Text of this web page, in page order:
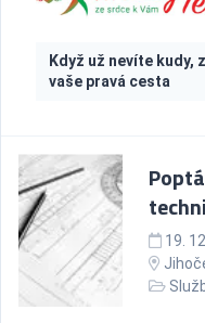
Když už nevíte kudy,
vaše pravá cesta
19.